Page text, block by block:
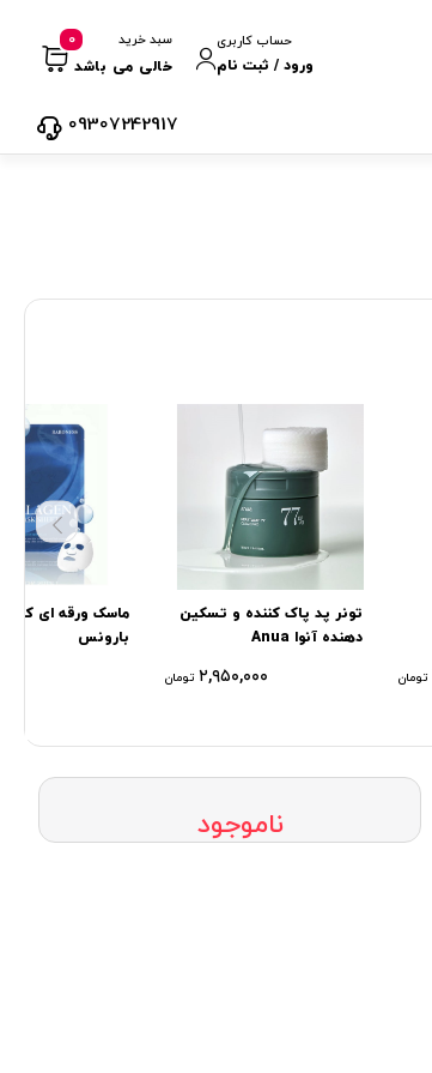
حساب کاربری
ورود / ثبت نام
سبد خرید
خالی می باشد
0
09307242917
تومان
تونر پد پاک کننده و تسکین
دهنده آنوا Anua
۲,۹۵۰,۰۰۰ تومان
ماسک ورقه ای
بارونس
ناموجود